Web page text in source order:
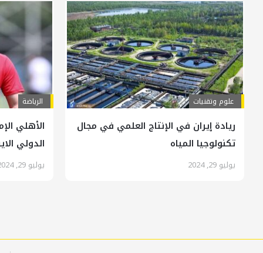
علوم وتقنيات
ريادة إيران في الإنتاج العلمي في مجال
تكنولوجيا المياه
يوليو 29, 2024
الرياضة
الأهلي
الدولي
يوليو 29, 2024